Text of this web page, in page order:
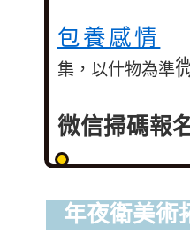
包養感情
集，以什物為準
微信掃碼報
年夜衛美術